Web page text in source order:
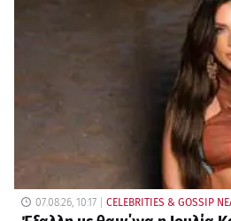
07.08.26, 10:17 CELEBRITIES & GOSSIP